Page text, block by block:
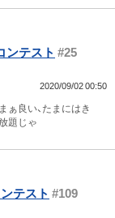
ンテスト #25
2020/09/02 00:50
ぁ良い、たまにはき
題じゃ
ンテスト #109